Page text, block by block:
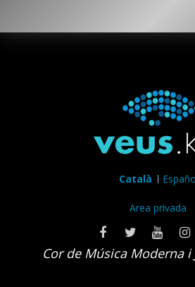
Català
Area privada
Cor de Música Moderna i